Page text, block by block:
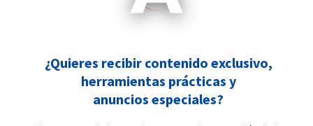
¿Quieres recibir contenido exclusivo,
herramientas prácticas y
anuncios especiales?